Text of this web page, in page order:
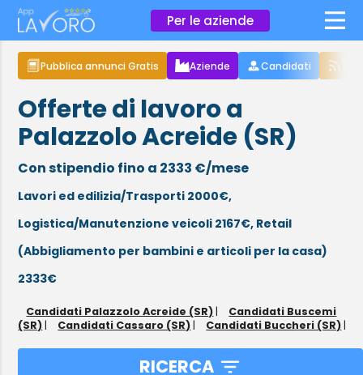
Per le aziende ×
Pubblica annunci Gratis Aziende Candidati
Offerte di lavoro a
Palazzolo Acreide (SR)
Con stipendio fino a 2333 €/mese
Lavori ed edilizia/Trasporti 2000€,
Logistica/Manutenzione veicoli 2167€, Retail
(Abbigliamento per bambini e articoli per la casa)
2333€
Candidati Palazzolo Acreide (SR) |
Candidati Buscemi
(SR) | Candidati Cassaro (SR) | Candidati Buccheri (SR) |
RICERCA